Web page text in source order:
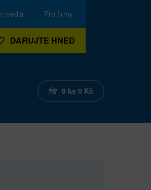
média Pro firmy
DARUJTE HNED
0 ks 0 Kč